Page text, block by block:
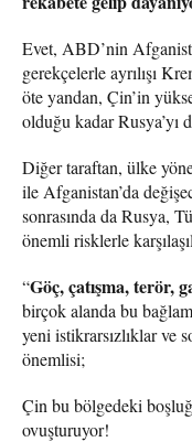
Evet, ABD’nin
gerekçelerle ayrılışı
öte yandan, Çin’in
olduğu kadar Rusya’yı
Diğer taraftan, ülke
ile Afganistan’da
sonrasında da Rusya,
önemli risklerle
“Göç, çatışma, terör,
birçok alanda bu
yeni istikrarsızlıklar ve
önemlisi;
Çin bu bölgedeki
ovuşturuyor!